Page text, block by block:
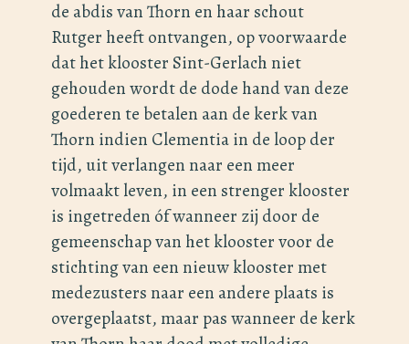
de abdis van Thorn en haar schout
Rutger heeft ontvangen, op voorwaarde
dat het klooster Sint-Gerlach niet
gehouden wordt de dode hand van deze
goederen te betalen aan de kerk van
Thorn indien Clementia in de loop der
tijd, uit verlangen naar een meer
volmaakt leven, in een strenger klooster
is ingetreden óf wanneer zij door de
gemeenschap van het klooster voor de
stichting van een nieuw klooster met
medezusters naar een andere plaats is
overgeplaatst, maar pas wanneer de kerk